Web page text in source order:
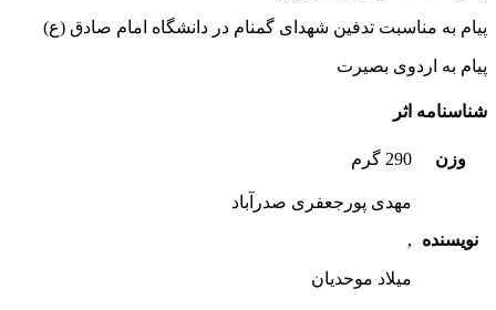
پیام به مناسبت تدفین شهدای گمنام در دانشگاه امام صادق (ع)
پیام به اردوی بصیرت
شناسنامه اثر
وزن 290 گرم
نویسنده
مهدی پورجعفری صدرآباد
,
میلاد موحدیان